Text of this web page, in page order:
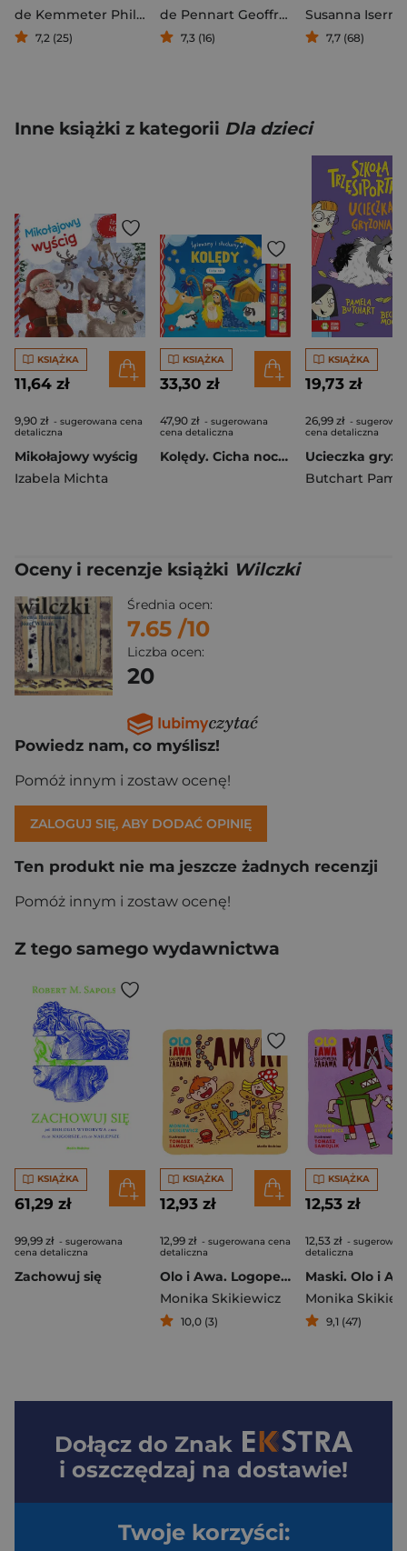
de Kemmeter Philippe
7,2 (25)
de Pennart Geoffroy
7,3 (16)
Susanna Isern
7,7 (68)
Inne książki z kategorii Dla dzieci
KSIĄŻKA
11,64 zł
9,90 zł - sugerowana cena
detaliczna
Mikołajowy wyścig
Izabela Michta
KSIĄŻKA
33,30 zł
47,90 zł - sugerowana
cena detaliczna
Kolędy. Cicha noc. Śpiewamy i słuchamy
KSIĄŻKA
19,73 zł
26,99 zł -
cena detaliczna
Butchart
Oceny i recenzje książki Wilczki
Średnia ocen:
7.65 /10
Liczba ocen:
20
Powiedz nam, co myślisz!
Pomóż innym i zostaw ocenę!
ZALOGUJ SIĘ, ABY DODAĆ OPINIĘ
Ten produkt nie ma jeszcze żadnych recenzji
Pomóż innym i zostaw ocenę!
Z tego samego wydawnictwa
KSIĄŻKA
61,29 zł
99,99 zł - sugerowana
cena detaliczna
Zachowuj się
KSIĄŻKA
12,93 zł
12,99 zł - sugerowana cena
detaliczna
Olo i Awa. Logopedyczna zabawa. Kamyki
Monika Skikiewicz
10,0 (3)
KSIĄŻKA
12,53 zł
12,53 zł -
detaliczna
Monika
9,1 (47)
Dołącz do Znak
i oszczędzaj na dostawie!
Twoje korzyści: